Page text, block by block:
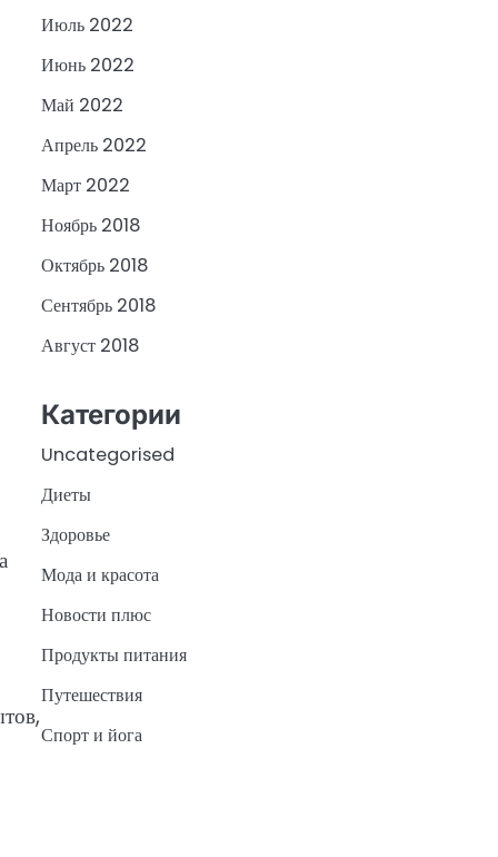
Июль 2022
Июнь 2022
Май 2022
Апрель 2022
Март 2022
Ноябрь 2018
Октябрь 2018
Сентябрь 2018
Август 2018
Категории
Uncategorised
Диеты
Здоровье
Мода и красота
Новости плюс
Продукты питания
Путешествия
Спорт и йога